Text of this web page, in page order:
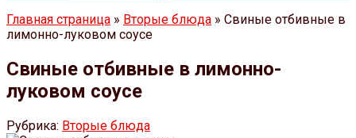
Главная страница » Вторые блюда » Свиные отбивные в
лимонно-луковом соусе
Свиные отбивные в лимонно-
луковом соусе
Рубрика: Вторые блюда